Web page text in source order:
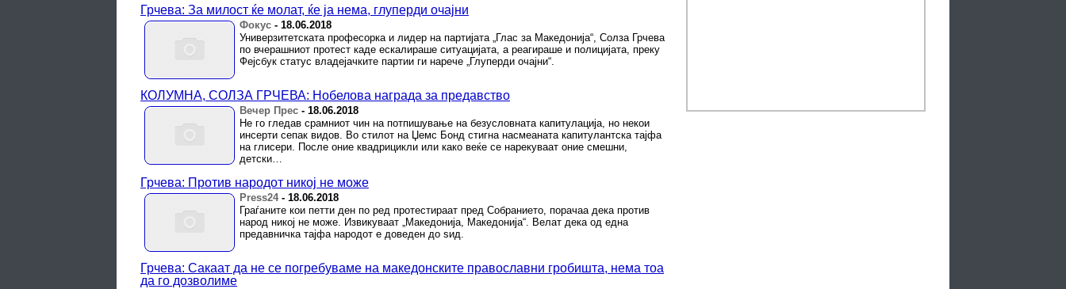
Грчева: За милост ќе молат, ќе ја нема, глуперди очајни
Фокус - 18.06.2018
Универзитетската професорка и лидер на партијата „Глас за Македонија“, Солза Грчева
по вчерашниот протест каде ескалираше ситуацијата, а реагираше и полицијата, преку
Фејсбук статус владејачките партии ги нарече „Глуперди очајни“.
КОЛУМНА, СОЛЗА ГРЧЕВА: Нобелова награда за предавство
Вечер Прес - 18.06.2018
Не го гледав срамниот чин на потпишување на безусловната капитулација, но некои
инсерти сепак видов. Во стилот на Џемс Бонд стигна насмеаната капитулантска тајфа
на глисери. После оние квадрицикли или како веќе се нарекуваат оние смешни,
детски…
Грчева: Против народот никој не може
Press24- 18.06.2018
Граѓаните кои петти ден по ред протестираат пред Собранието, порачаа дека против
народ никој не може. Извикуваат „Македонија, Македонија“. Велат дека од една
предавничка тајфа народот е доведен до ѕид.
Грчева: Сакаат да не се погребуваме на македонските православни гробишта, нема тоа
да го дозволиме